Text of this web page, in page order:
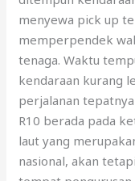
menyewa pick up
memperpendek
tenaga. Waktu
kendaraan kurang
perjalanan
R10 berada pada
laut yang
nasional, akan